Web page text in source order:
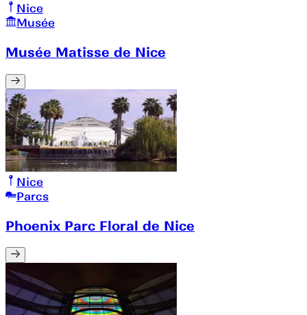
Nice
Musée
Musée Matisse de Nice
Nice
Parcs
Phoenix Parc Floral de Nice